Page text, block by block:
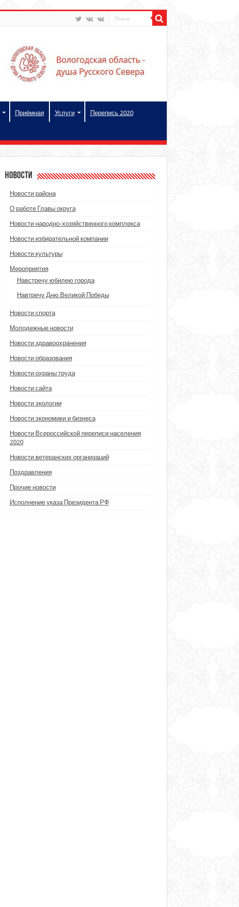
Приёмная Услуги Перепись 2020
Новости
Новости района
О работе Главы округа
Новости народно-хозяйственного комплекса
Новости избирательной компании
Новости культуры
Мероприятия
Навстречу юбилею города
Навтречу Дню Великой Победы
Новости спорта
Молодежные новости
Новости здравоохранения
Новости образования
Новости охраны труда
Новости сайта
Новости экологии
Новости экономики и бизнеса
Новости Всероссийской переписи населения
2020
Новости ветеранских организаций
Поздравления
Прочие новости
Исполнение указа Президента РФ